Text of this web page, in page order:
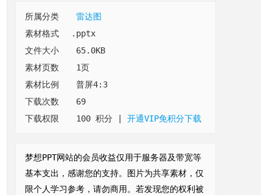
所属分类
雷达图
素材格式
.pptx
文件大小
65.0KB
素材页数
1页
素材比例
普屏4:3
下载次数
69
下载权限
100 积分| 开通VIP免积分下载
梦想PPT网站的会员收益仅用于服务器及带宽等
基本支出，感谢您的支持。图片为共享素材，仅
限个人学习参考，请勿商用。若发现您的权利被